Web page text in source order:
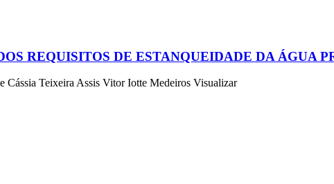
REQUISITOS DE ESTANQUEIDADE DA ÁGUA
Teixeira Assis Vitor Iotte Medeiros Visualizar